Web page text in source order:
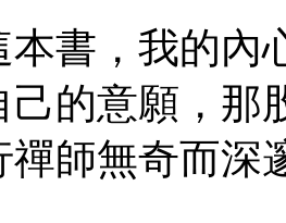
，我的內
己的意願，
禪師無奇而深